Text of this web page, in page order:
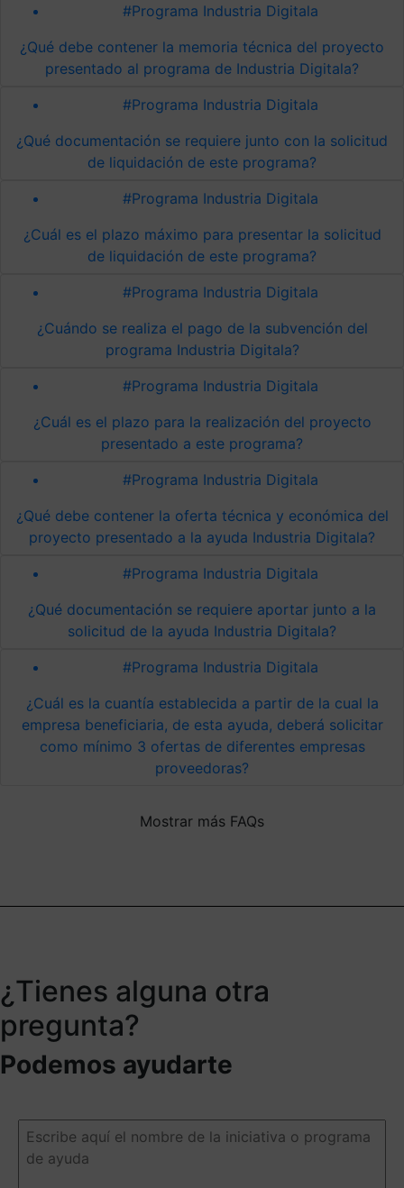
#Programa Industria Digitala
¿Qué debe contener la memoria técnica del proyecto
presentado al programa de Industria Digitala?
#Programa Industria Digitala
¿Qué documentación se requiere junto con la solicitud
de liquidación de este programa?
#Programa Industria Digitala
¿Cuál es el plazo máximo para presentar la solicitud
de liquidación de este programa?
#Programa Industria Digitala
¿Cuándo se realiza el pago de la subvención del
programa Industria Digitala?
#Programa Industria Digitala
¿Cuál es el plazo para la realización del proyecto
presentado a este programa?
#Programa Industria Digitala
¿Qué debe contener la oferta técnica y económica del
proyecto presentado a la ayuda Industria Digitala?
#Programa Industria Digitala
¿Qué documentación se requiere aportar junto a la
solicitud de la ayuda Industria Digitala?
#Programa Industria Digitala
¿Cuál es la cuantía establecida a partir de la cual la
empresa beneficiaria, de esta ayuda, deberá solicitar
como mínimo 3 ofertas de diferentes empresas
proveedoras?
Mostrar más FAQs
¿Tienes alguna otra
pregunta?
Podemos ayudarte
Escribe
aquí
el